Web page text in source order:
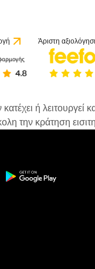
Άριστη
ή λειτουργεί
την κράτηση